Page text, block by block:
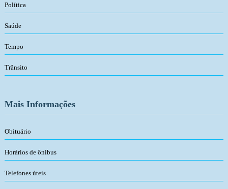
Política
Saúde
Tempo
Trânsito
Mais Informações
Obituário
Horários de ônibus
Telefones úteis